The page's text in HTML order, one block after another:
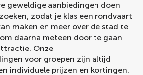
geweldige aanbiedingen doen
zodat je klas een rondvaart
maken en meer over de stad te
daarna meteen door te gaan
Onze
voor groepen zijn altijd
individuele prijzen en kortingen.